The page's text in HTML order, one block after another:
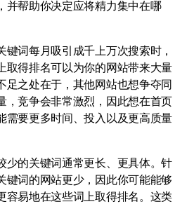
并帮助你决定应将精力集中在哪
键词每月吸引成千上万次搜索时，
取得排名可以为你的网站带来大量
足之处在于，其他网站也想争夺同
，竞争会非常激烈，因此想在首页
需要更多时间、投入以及更高质量
少的关键词通常更长、更具体。针
键词的网站更少，因此你可能能够
容易地在这些词上取得排名。这类